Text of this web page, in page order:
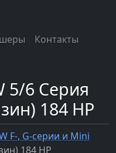
Контакты
5/6 Серия
184 HP
F-, G-серии и Mini
184 HP